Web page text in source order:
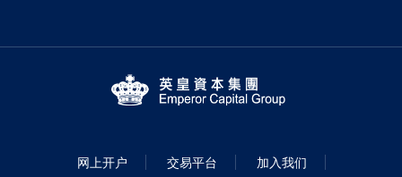
网上开户 交易平台 加入我们